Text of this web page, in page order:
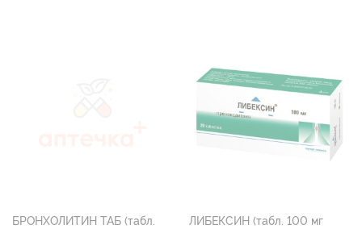
БРОНХОЛИТИН ТАБ (табл.
ЛИБЕКСИН (табл. 100 мг